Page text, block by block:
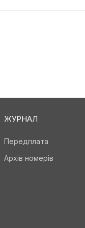
ЖУРНАЛ
Передплата
Архів номерів